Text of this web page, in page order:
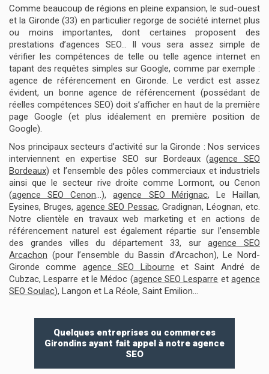
Comme beaucoup de régions en pleine expansion, le sud-ouest
et la Gironde (33) en particulier regorge de société internet plus
ou moins importantes, dont certaines proposent des
prestations d’agences SEO… Il vous sera assez simple de
vérifier les compétences de telle ou telle agence internet en
tapant des requêtes simples sur Google, comme par exemple :
agence de référencement en Gironde. Le verdict est assez
évident, un bonne agence de référencement (possédant de
réelles compétences SEO) doit s’afficher en haut de la première
page Google (et plus idéalement en première position de
Google).
Nos principaux secteurs d’activité sur la Gironde : Nos services
interviennent en expertise SEO sur Bordeaux (agence SEO
Bordeaux) et l’ensemble des pôles commerciaux et industriels
ainsi que le secteur rive droite comme Lormont, ou Cenon
(agence SEO Cenon…),agence SEO Mérignac, Le Haillan,
Eysines, Bruges,agence SEO Pessac, Gradignan, Léognan, etc.
Notre clientèle en travaux web marketing et en actions de
référencement naturel est également répartie sur l’ensemble
des grandes villes du département 33, suragence SEO
Arcachon (pour l’ensemble du Bassin d’Arcachon), Le Nord-
Gironde comme agence SEO Libourne et Saint André de
Cubzac, Lesparre et le Médoc (agence SEO Lesparre etagence
SEO Soulac), Langon et La Réole, Saint Emilion…
Quelques entreprises ou commerces
Girondins ayant fait appel à notre agence
SEO